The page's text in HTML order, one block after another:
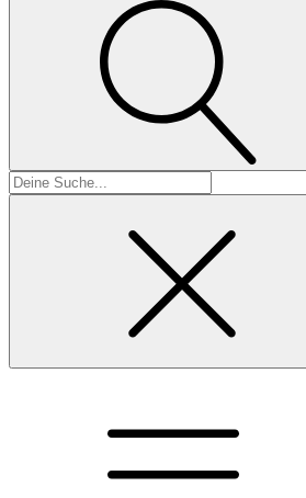
Suchen
nach: